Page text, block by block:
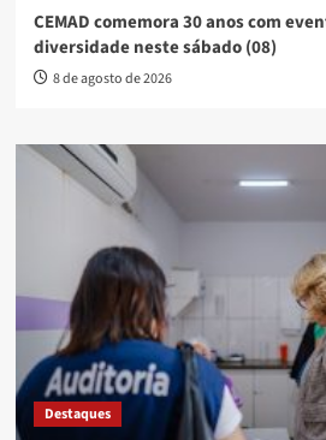
CEMAD comemora 30 anos com
diversidade neste sábado (08)
8 de agosto de 2026
Destaques